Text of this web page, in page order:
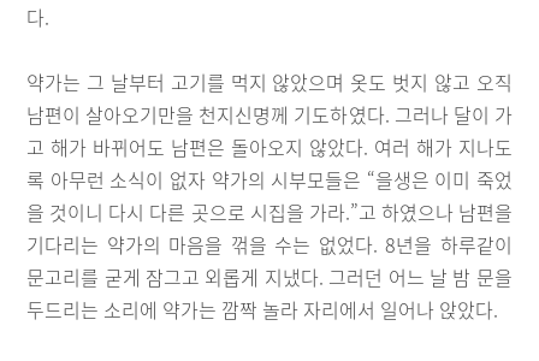
다.
약가는 그 날부터 고기를 먹지 않았으며 옷도 벗지 않고 오직
남편이 살아오기만을 천지신명께 기도하였다. 그러나 달이 가
고 해가 바뀌어도 남편은 돌아오지 않았다. 여러 해가 지나도
록 아무런 소식이 없자 약가의 시부모들은 “을생은 이미 죽었
을 것이니 다시 다른 곳으로 시집을 가라.”고 하였으나 남편을
기다리는 약가의 마음을 꺾을 수는 없었다. 8년을 하루같이
문고리를 굳게 잠그고 외롭게 지냈다. 그러던 어느 날 밤 문을
두드리는 소리에 약가는 깜짝 놀라 자리에서 일어나 앉았다.